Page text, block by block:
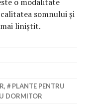
somnului și
liniștit.
,
PLANTE PENTRU
DORMITOR